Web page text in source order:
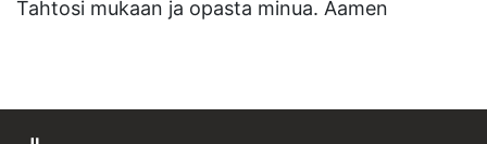
Tahtosi mukaan ja opasta minua. Aamen